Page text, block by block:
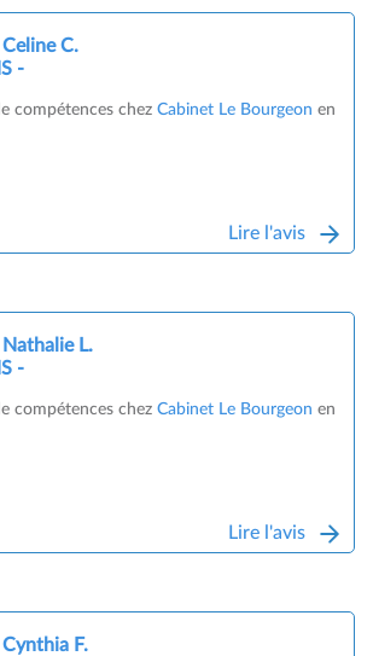
C.
-
compétences chez Cabinet Le Bourgeon en
Lire l'avis
L.
-
compétences chez Cabinet Le Bourgeon en
Lire l'avis
F.